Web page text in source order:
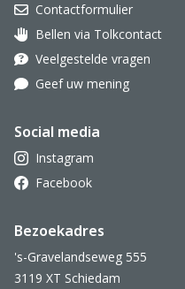
Contactformulier
Oor met hoortoestel
Bellen via Tolkcontact
Veelgestelde vragen
Geef uw mening
Social media
Instagram
Facebook
Bezoekadres
's-Gravelandseweg 555
3119 XT Schiedam